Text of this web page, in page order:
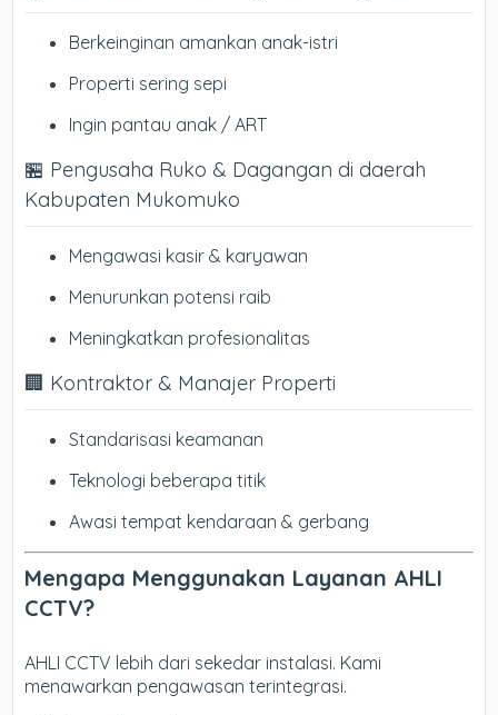
Berkeinginan amankan anak-istri
Properti sering sepi
Ingin pantau anak / ART
🏪 Pengusaha Ruko & Dagangan di daerah
Kabupaten Mukomuko
Mengawasi kasir & karyawan
Menurunkan potensi raib
Meningkatkan profesionalitas
🏢 Kontraktor & Manajer Properti
Standarisasi keamanan
Teknologi beberapa titik
Awasi tempat kendaraan & gerbang
Mengapa Menggunakan Layanan AHLI
CCTV?
AHLI CCTV lebih dari sekedar instalasi. Kami
menawarkan pengawasan terintegrasi.